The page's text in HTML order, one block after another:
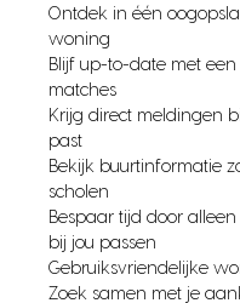
Ontdek in één
woning
Blijf up-to-date met
matches
Krijg direct meldingen
past
Bekijk buurtinformatie
scholen
Bespaar tijd door
bij jou passen
Gebruiksvriendelijke
Zoek samen met je